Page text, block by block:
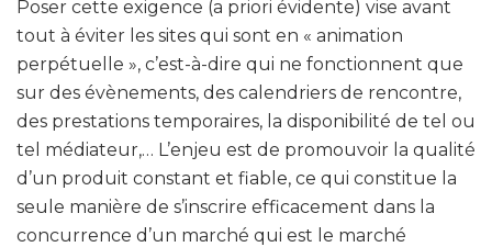
Poser cette exigence (a priori évidente) vise avant
tout à éviter les sites qui sont en « animation
perpétuelle », c’est-à-dire qui ne fonctionnent que
sur des évènements, des calendriers de rencontre,
des prestations temporaires, la disponibilité de tel ou
tel médiateur,… L’enjeu est de promouvoir la qualité
d’un produit constant et fiable, ce qui constitue la
seule manière de s’inscrire efficacement dans la
concurrence d’un marché qui est le marché